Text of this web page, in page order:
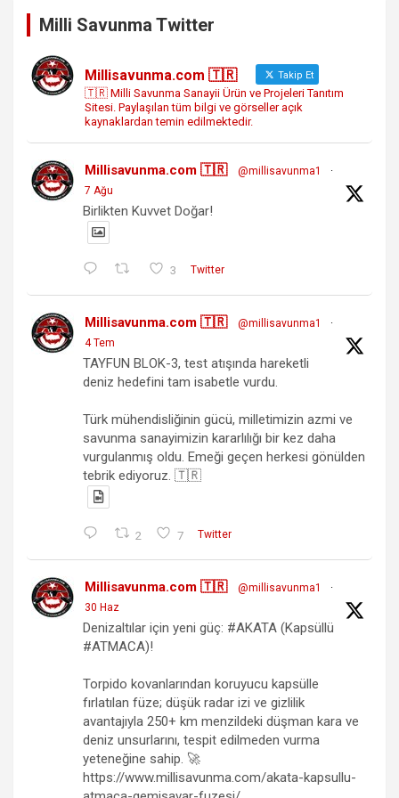
Milli Savunma Twitter
Millisavunma.com 🇹🇷 Takip Et
🇹🇷 Milli Savunma Sanayii Ürün ve Projeleri Tanıtım
Sitesi. Paylaşılan tüm bilgi ve görseller açık
kaynaklardan temin edilmektedir.
Millisavunma.com 🇹🇷 @millisavunma1
·
7 Ağu
Birlikten Kuvvet Doğar!
3 Twitter
Millisavunma.com 🇹🇷 @millisavunma1
·
4 Tem
TAYFUN BLOK-3, test atışında hareketli
deniz hedefini tam isabetle vurdu.
Türk mühendisliğinin gücü, milletimizin azmi ve
savunma sanayimizin kararlılığı bir kez daha
vurgulanmış oldu. Emeği geçen herkesi gönülden
tebrik ediyoruz. 🇹🇷
2 7 Twitter
Millisavunma.com 🇹🇷 @millisavunma1
·
30 Haz
Denizaltılar için yeni güç: #AKATA (Kapsüllü
#ATMACA)!
Torpido kovanlarından koruyucu kapsülle
fırlatılan füze; düşük radar izi ve gizlilik
avantajıyla 250+ km menzildeki düşman kara ve
deniz unsurlarını, tespit edilmeden vurma
yeteneğine sahip. 🚀
https://www.millisavunma.com/akata-kapsullu-